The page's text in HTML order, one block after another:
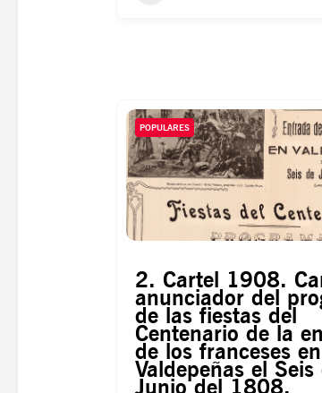
POPULARES
2. Cartel 1908.
anunciador del
de las fiestas del
Centenario de la
de los franceses en
Valdepeñas el Seis
Junio del 1808.